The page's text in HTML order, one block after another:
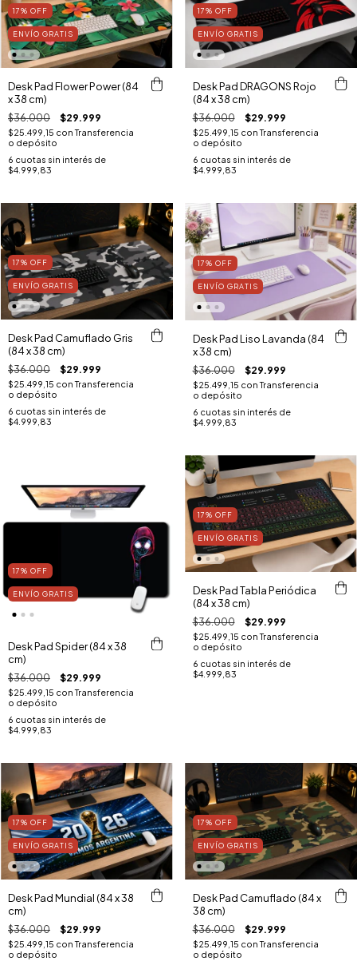
17% OFF
ENVÍO GRATIS
Desk Pad Flower Power (84
x 38 cm)
$36.000 $29.999
$25.499,15 con Transferencia
o depósito
6 cuotas sin interés de
$4.999,83
17% OFF
ENVÍO GRATIS
Desk Pad DRAGONS Rojo
(84 x 38 cm)
$36.000 $29.999
$25.499,15 conTransferencia
o depósito
6 cuotas sin interés de
$4.999,83
17% OFF
ENVÍO GRATIS
Desk Pad Camuflado Gris
(84 x 38 cm)
$36.000 $29.999
$25.499,15 con Transferencia
o depósito
6 cuotas sin interés de
$4.999,83
17% OFF
ENVÍO GRATIS
Desk Pad Liso Lavanda (84
x 38 cm)
$36.000 $29.999
$25.499,15 conTransferencia
o depósito
6 cuotas sin interés de
$4.999,83
17% OFF
ENVÍO GRATIS
Desk Pad Spider (84 x 38
cm)
$36.000 $29.999
$25.499,15 con Transferencia
o depósito
6 cuotas sin interés de
$4.999,83
17% OFF
ENVÍO GRATIS
Desk Pad Tabla Periódica
(84 x 38 cm)
$36.000 $29.999
$25.499,15 conTransferencia
o depósito
6 cuotas sin interés de
$4.999,83
17% OFF
ENVÍO GRATIS
Desk Pad Mundial (84 x 38
cm)
$36.000 $29.999
$25.499,15 con Transferencia
o depósito
17% OFF
ENVÍO GRATIS
Desk Pad Camuflado (84 x
38 cm)
$36.000 $29.999
$25.499,15 conTransferencia
o depósito